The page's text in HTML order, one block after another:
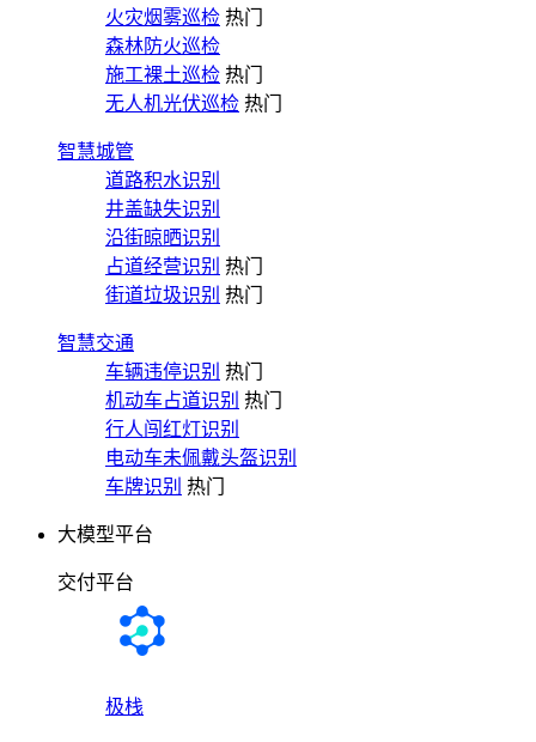
火灾烟雾巡检 热门
森林防火巡检
施工裸土巡检 热门
无人机光伏巡检 热门
智慧城管
道路积水识别
井盖缺失识别
沿街晾晒识别
占道经营识别 热门
街道垃圾识别 热门
智慧交通
车辆违停识别 热门
机动车占道识别 热门
行人闯红灯识别
电动车未佩戴头盔识别
车牌识别 热门
大模型平台
交付平台
极栈